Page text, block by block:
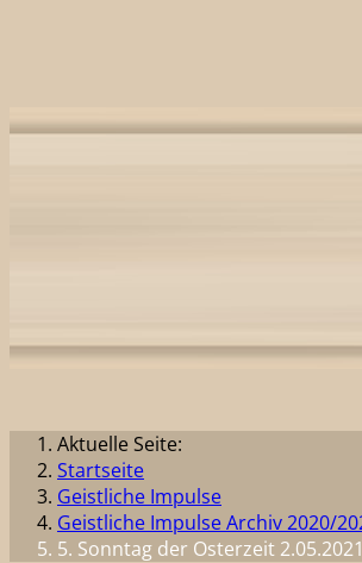
Aktuelle Seite:
Startseite
Geistliche Impulse
Geistliche Impulse Archiv 2020/
5. Sonntag der Osterzeit